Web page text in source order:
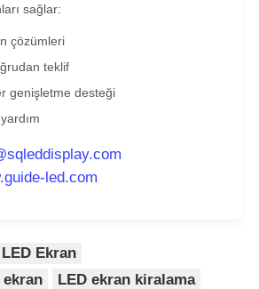
sağlar:
çözümleri
teklif
genişletme desteği
led.com
Ekran
ekran
LED ekran kiralama